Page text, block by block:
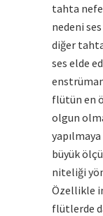
tahta
nedeni
diğer
ses elde
flütün en
olgun
büyük
niteliği
Özellikle
flütlerde